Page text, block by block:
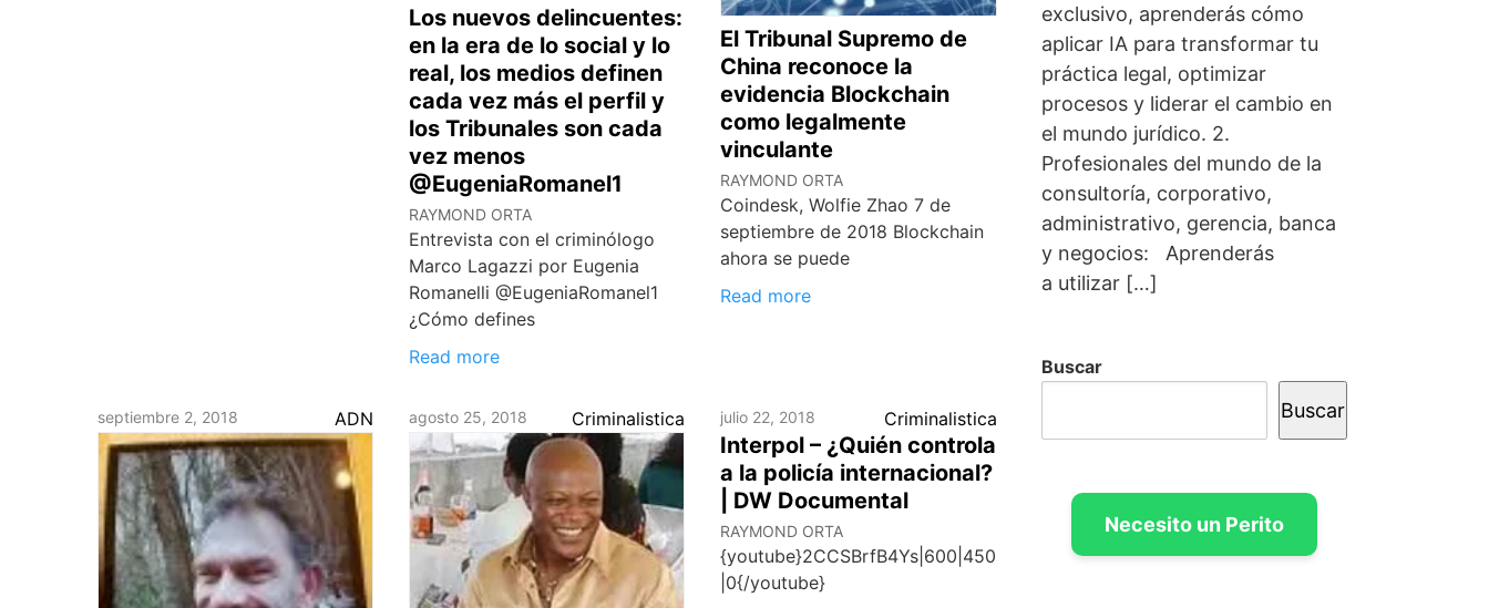
Los nuevos delincuentes:
en la era de lo social y lo
real, los medios definen
cada vez más el perfil y
los Tribunales son cada
vez menos
@EugeniaRomanel1
RAYMOND ORTA
Entrevista con el criminólogo
Marco Lagazzi por Eugenia
Romanelli @EugeniaRomanel1
¿Cómo defines
Read more
El Tribunal Supremo de
China reconoce la
evidencia Blockchain
como legalmente
vinculante
RAYMOND ORTA
Coindesk, Wolfie Zhao 7 de
septiembre de 2018 Blockchain
ahora se puede
Read more
septiembre 2, 2018 ADN agosto 25, 2018 Criminalistica julio 22, 2018 Criminalistica
Interpol – ¿Quién controla
a la policía internacional?
| DW Documental
RAYMOND ORTA
{youtube}2CCSBrfB4Ys|600|450
|0{/youtube}
exclusivo, aprenderás cómo
aplicar IA para transformar tu
práctica legal, optimizar
procesos y liderar el cambio en
el mundo jurídico. 2.
Profesionales del mundo de la
consultoría, corporativo,
administrativo, gerencia, banca
y negocios: Aprenderás
a utilizar […]
Buscar
Buscar
Necesito un Perito